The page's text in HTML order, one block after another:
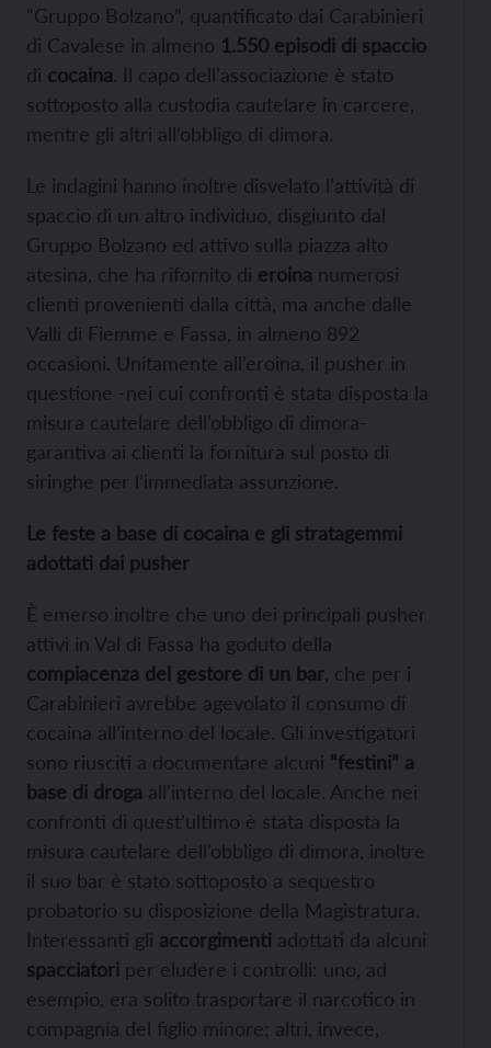
“Gruppo Bolzano”, quantificato dai Carabinieri
di Cavalese in almeno 1.550 episodi di spaccio
di cocaina. Il capo dell’associazione è stato
sottoposto alla custodia cautelare in carcere,
mentre gli altri all’obbligo di dimora.
Le indagini hanno inoltre disvelato l’attività di
spaccio di un altro individuo, disgiunto dal
Gruppo Bolzano ed attivo sulla piazza alto
atesina, che ha rifornito di eroina numerosi
clienti provenienti dalla città, ma anche dalle
Valli di Fiemme e Fassa, in almeno 892
occasioni. Unitamente all’eroina, il pusher in
questione -nei cui confronti è stata disposta la
misura cautelare dell’obbligo di dimora-
garantiva ai clienti la fornitura sul posto di
siringhe per l’immediata assunzione.
Le feste a base di cocaina e gli stratagemmi
adottati dai pusher
È emerso inoltre che uno dei principali pusher
attivi in Val di Fassa ha goduto della
compiacenza del gestore di un bar , che per i
Carabinieri avrebbe agevolato il consumo di
cocaina all’interno del locale. Gli investigatori
sono riusciti a documentare alcuni “festini” a
base di droga all’interno del locale. Anche nei
confronti di quest’ultimo è stata disposta la
misura cautelare dell’obbligo di dimora, inoltre
il suo bar è stato sottoposto a sequestro
probatorio su disposizione della Magistratura.
Interessanti gli accorgimenti adottati da alcuni
spacciatori per eludere i controlli: uno, ad
esempio, era solito trasportare il narcotico in
compagnia del figlio minore; altri, invece,